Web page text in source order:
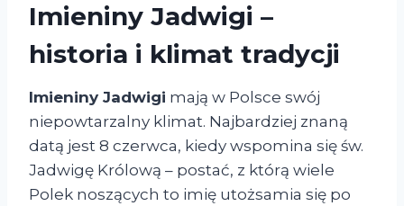
Imieniny Jadwigi –
historia i klimat tradycji
Imieniny Jadwigi mają w Polsce swój
niepowtarzalny klimat. Najbardziej znaną
datą jest 8 czerwca, kiedy wspomina się św.
Jadwigę Królową – postać, z którą wiele
Polek noszących to imię utożsamia się po